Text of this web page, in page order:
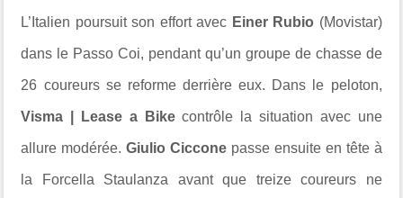
L’Italien poursuit son effort avec Einer Rubio (Movistar)
dans le Passo Coi, pendant qu’un groupe de chasse de
26 coureurs se reforme derrière eux. Dans le peloton,
Visma | Lease a Bikecontrôle la situation avec une
allure modérée.Giulio Ciccone passe ensuite en tête à
la Forcella Staulanza avant que treize coureurs ne